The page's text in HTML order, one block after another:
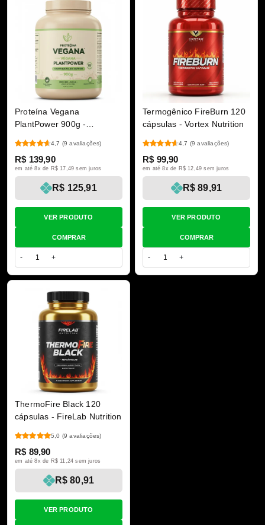
Proteína Vegana
PlantPower 900g -
Natural)
4,7 (9 avaliações)
R$ 139,90
R$ 125,91
em até 8x de R$ 17,49 sem juros
VER PRODUTO
COMPRAR
- +
Termogênico FireBurn 120
cápsulas - Vortex Nutrition
4,7 (9 avaliações)
R$ 99,90
R$ 89,91
em até 8x de R$ 12,49 sem juros
VER PRODUTO
COMPRAR
- +
ThermoFire Black 120
cápsulas - FireLab Nutrition
5,0 (9 avaliações)
R$ 89,90
R$ 80,91
em até 8x de R$ 11,24 sem juros
VER PRODUTO